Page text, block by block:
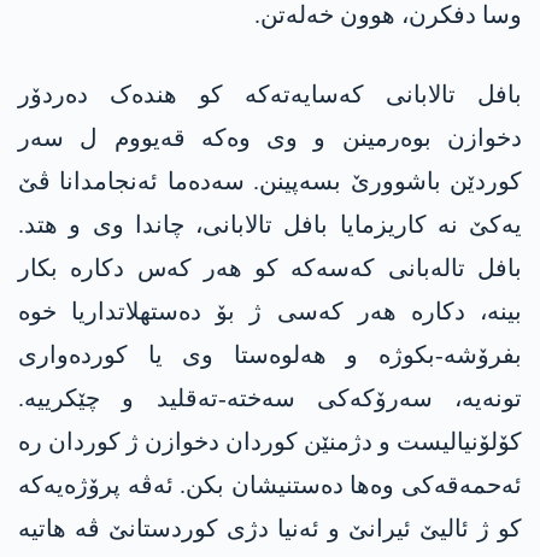
وسا دفکرن، ھوون خەلەتن.
بافل تالابانی کەسایەتەکە کو ھندەک دەردۆر
دخوازن بوەرمینن و وی وەکە قەیووم ل سەر
کوردێن باشوورێ بسەپینن. سەدەما ئەنجامدانا ڤێ
یەکێ نە کاریزمایا بافل تالابانی، چاندا وی و ھتد.
بافل تالەبانی کەسەکە کو ھەر کەس دکارە بکار
بینە، دکارە ھەر کەسی ژ بۆ دەستھلاتداریا خوە
بفرۆشە-بکوژە و ھەلوەستا وی یا کوردەواری
تونەیە، سەرۆکەکی سەختە-تەقلید و چێکرییە.
کۆلۆنیالیست و دژمنێن کوردان دخوازن ژ کوردان رە
ئەحمەقەکی وەھا دەستنیشان بکن. ئەڤە پرۆژەیەکە
کو ژ ئالیێ ئیرانێ و ئەنیا دژی کوردستانێ ڤە ھاتیە